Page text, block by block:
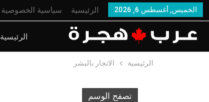
الخميس, أغسطس 6, 2026 الرئيسية سياسية الخصوصية
الرئيسية
الرئيسية الاتجار بالبشر
تصفح الوسم